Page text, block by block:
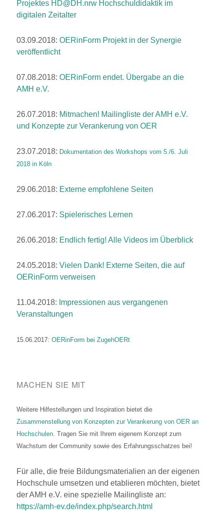
Projektes HD@DH.nrw Hochschuldidaktik im
digitalen Zeitalter
03.09.2018:OERinForm Projekt in der Synergie
veröffentlicht
07.08.2018:OERinForm endet. Übergabe an die
AMH e.V.
26.07.2018: Mitmachen! Mailingliste der AMH e.V.
und Konzepte zur Verankerung von OER
23.07.2018: Dokumentation des Workshops vom 5./6. Juli
2018 in Köln
29.06.2018: Externe empfohlene Seiten
27.06.2017: Spielerisches Lernen
26.06.2018: Endlich fertig! Alle Videos im Überblick
24.05.2018:Vielen Dank! Externe Seiten, die auf
OERinForm verweisen
11.04.2018: Impressionen aus vergangenen
Veranstaltungen
15.06.2017: OERinForm bei ZugehOERt
MACHEN SIE MIT
Weitere Hilfestellungen und Inspiration bietet die
Zusammenstellung von Konzepten zur Verankerung von OER an
Hochschulen . Tragen Sie mit Ihrem eigenem Konzept zum
Wachstum der Community sowie des Erfahrungsschatzes bei!
Für alle, die freie Bildungsmaterialien an der eigenen
Hochschule umsetzen und etablieren möchten, bietet
der AMH e.V. eine spezielle Mailingliste an:
https://amh-ev.de/index.php/search.html